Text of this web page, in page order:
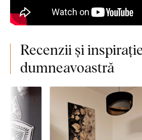
Recenzii și
dumneavoastră